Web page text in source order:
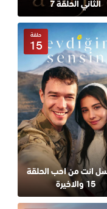
الثاني الحلقة 7
انت من احب الحلقة
15 والاخيرة
حلقة
15